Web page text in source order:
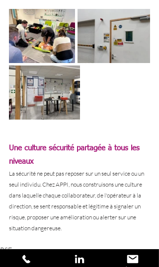
Une culture sécurité partagée à tous les
niveaux
La sécurité ne peut pas reposer sur un seul service ou un
seul individu. Chez APPI, nous construisons une culture
dans laquelle chaque collaborateur, de l'opérateur à la
direction, se sent responsable et légitime à signaler un
risque, proposer une amélioration ou alerter sur une
situation dangereuse.
RSE
Ressources Humaines